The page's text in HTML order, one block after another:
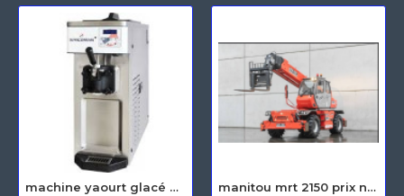
machine yaourt glacé Spaceman
manitou mrt 2150 prix neuf